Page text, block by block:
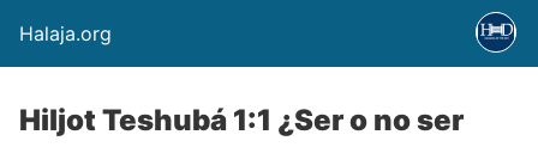
Halaja.org
Hiljot Teshubá 1:1 ¿Ser o no ser